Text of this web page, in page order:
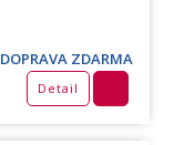
DOPRAVA ZDARMA
Detail